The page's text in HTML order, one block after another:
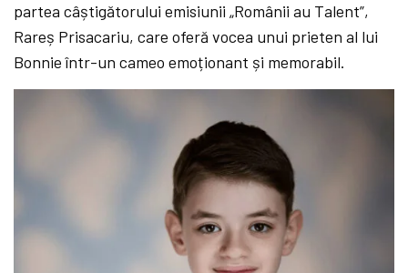
partea câștigătorului emisiunii „Românii au Talent”,
Rareș Prisacariu, care oferă vocea unui prieten al lui
Bonnie într-un cameo emoționant și memorabil.